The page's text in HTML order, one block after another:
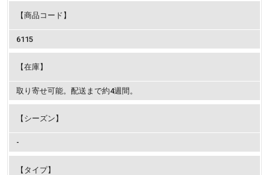
【商品コード】
6115
【在庫】
取り寄せ可能。配送まで約4週間。
【シーズン】
-
【タイプ】